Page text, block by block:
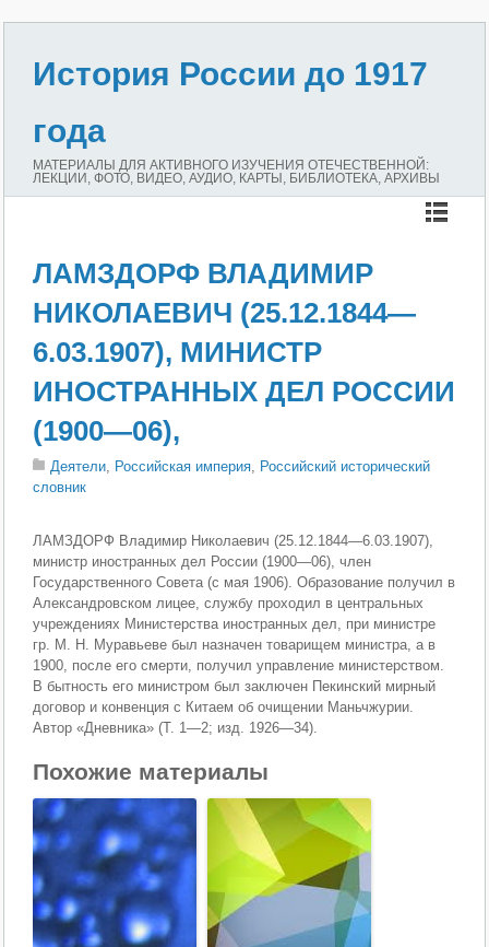
История России до 1917
года
МАТЕРИАЛЫ ДЛЯ АКТИВНОГО ИЗУЧЕНИЯ ОТЕЧЕСТВЕННОЙ:
ЛЕКЦИИ, ФОТО, ВИДЕО, АУДИО, КАРТЫ, БИБЛИОТЕКА, АРХИВЫ
ЛАМЗДОРФ ВЛАДИМИР
НИКОЛАЕВИЧ (25.12.1844—
6.03.1907), МИНИСТР
ИНОСТРАННЫХ ДЕЛ РОССИИ
(1900—06),
Деятели, Российская империя, Российский исторический
словник
ЛАМЗДОРФ Владимир Николаевич (25.12.1844—6.03.1907),
министр иностранных дел России (1900—06), член
Государственного Совета (с мая 1906). Образование получил в
Александровском лицее, службу проходил в центральных
учреждениях Министерства иностранных дел, при министре
гр. М. Н. Муравьеве был назначен товарищем министра, а в
1900, после его смерти, получил управление министерством.
В бытность его министром был заключен Пекинский мирный
договор и конвенция с Китаем об очищении Маньчжурии.
Автор «Дневника» (Т. 1—2; изд. 1926—34).
Похожие материалы